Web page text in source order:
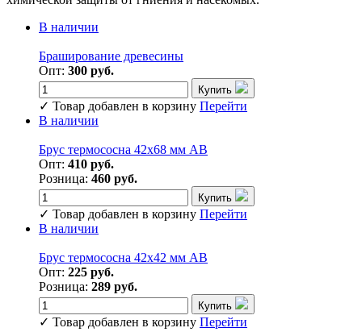
В наличии
Браширование древесины
Опт: 300 руб.
Купить
✓ Товар добавлен в корзину Перейти
В наличии
Брус термососна 42х68 мм АВ
Опт: 410 руб.
Розница: 460 руб.
Купить
✓ Товар добавлен в корзину Перейти
В наличии
Брус термососна 42х42 мм АВ
Опт: 225 руб.
Розница: 289 руб.
Купить
✓ Товар добавлен в корзину Перейти